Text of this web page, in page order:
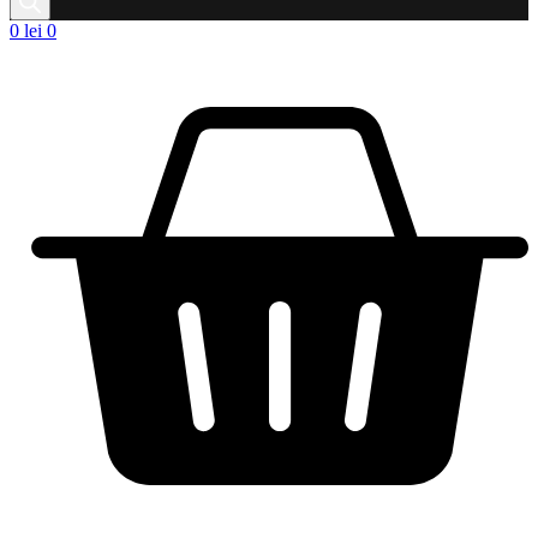
0 lei 0